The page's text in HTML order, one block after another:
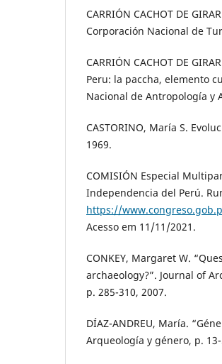
CARRIÓN CACHOT DE
Corporación Nacional de
CARRIÓN CACHOT DE
Peru: la paccha, elemento
Nacional de Antropología y
CASTORINO, María S.
1969.
COMISIÓN Especial
Independencia del Perú.
https://
Acesso em 11/11/2021.
CONKEY, Margaret W.
archaeology?”. Journal of
p. 285-310, 2007.
DÍAZ-ANDREU, María.
Arqueología y género, p.